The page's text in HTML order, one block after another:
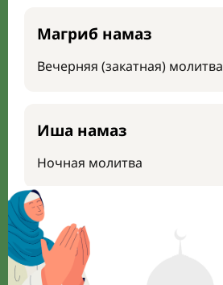
Магриб намаз
Вечерняя (закатная) молитва
Иша намаз
Ночная молитва